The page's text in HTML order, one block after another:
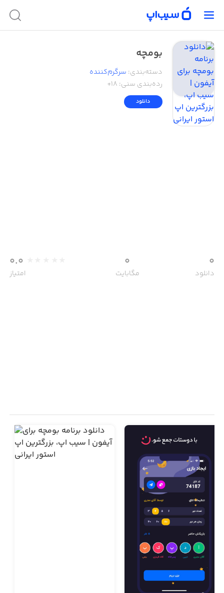
بومچه
دسته‌بندی: سرگرم‌کننده
رده‌بندی سنی: ۱۸+
دانلود
0
دانلود
0
مگابایت
0.0
امتیاز